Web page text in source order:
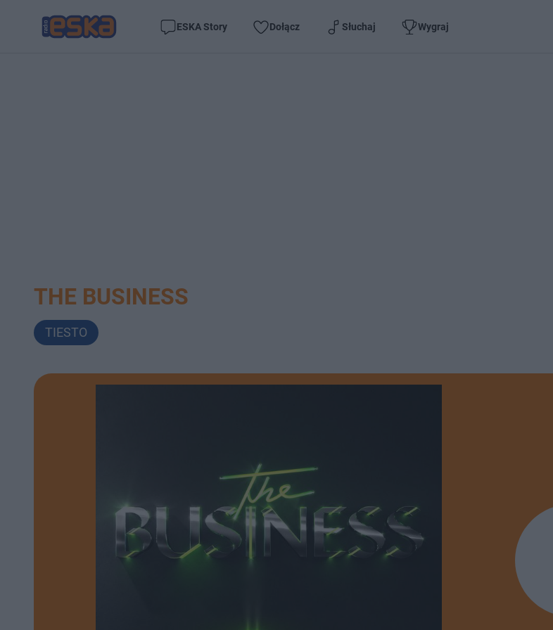
ESKA Story Dołącz Słuchaj Wygraj
THE BUSINESS
TIESTO